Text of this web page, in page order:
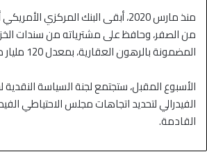
منذ مارس 2020، أبقى البنك المركزي
من الصفر، وحافظ على مشترياته من سندات
المضمونة بالرهون العقارية، بمعدل 120 مليار دولار شهريًا.
الأسبوع المقبل، ستجتمع لجنة السياسة
الفيدرالي لتحديد اتجاهات مجلس الاحتياطي
القادمة.